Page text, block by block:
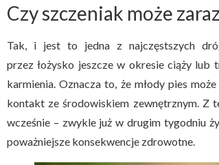
Czy szczeniak może
Tak, i jest to jedna z najczęstszych
przez łożysko jeszcze w okresie ciąży
karmienia. Oznacza to, że młody pies
kontakt ze środowiskiem zewnętrznym. Z
wcześnie – zwykle już w drugim tygodniu
poważniejsze konsekwencje zdrowotne.